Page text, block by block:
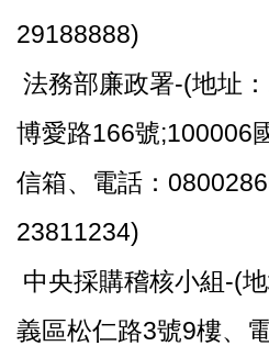
29188888)
法務部廉政署-(地址
博愛路166號;100006
信箱、電話：
23811234)
中央採購稽核小組-(
義區松仁路3號9樓、